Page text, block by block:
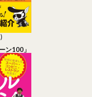
ン100」